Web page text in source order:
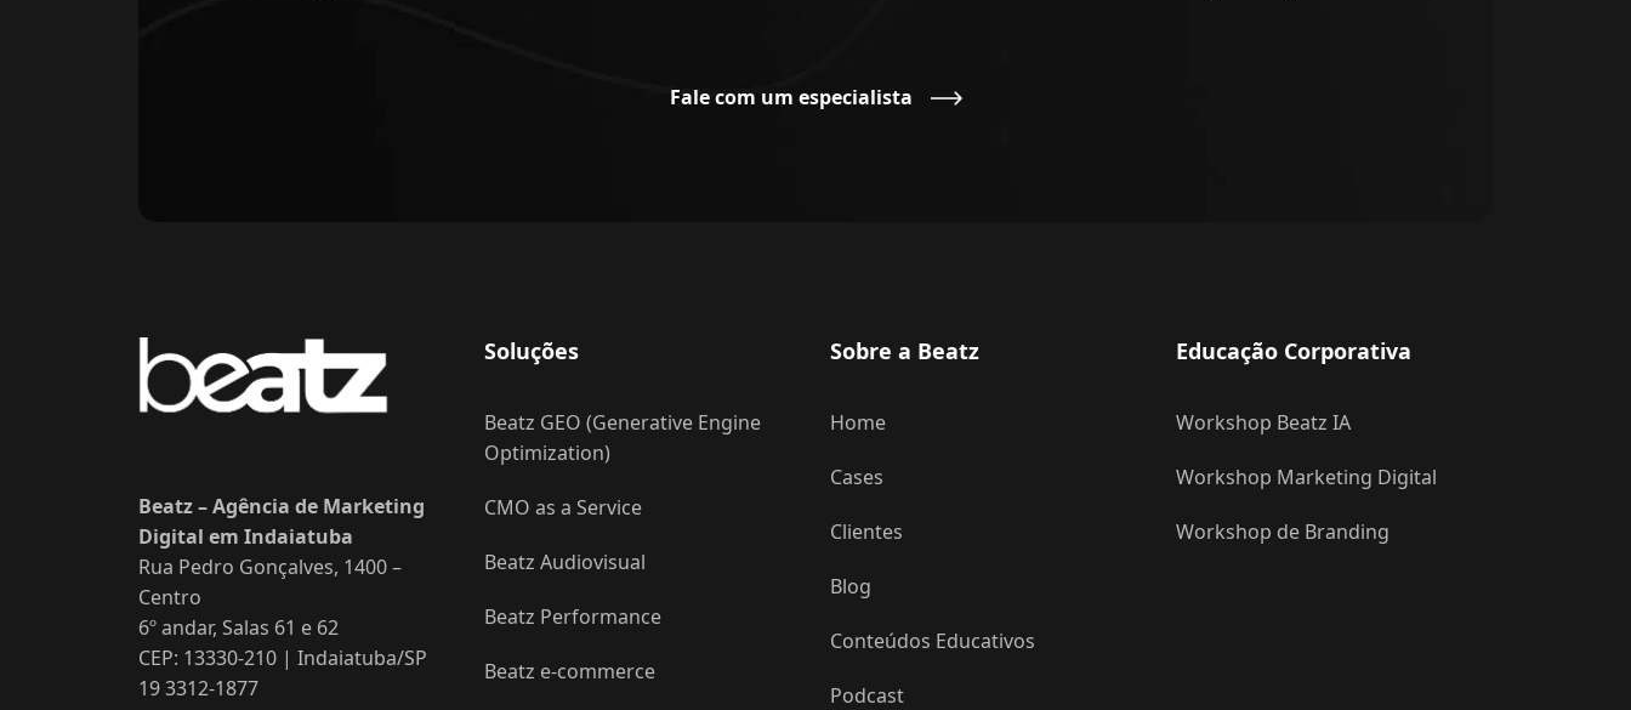
Fale com um especialista
Beatz – Agência de Marketing
Digital em Indaiatuba
Rua Pedro Gonçalves, 1400 –
Centro
6º andar, Salas 61 e 62
CEP: 13330-210 | Indaiatuba/SP
19 3312-1877
Soluções
Beatz GEO (Generative Engine
Optimization)
CMO as a Service
Beatz Audiovisual
Beatz Performance
Beatz e-commerce
Sobre a Beatz
Home
Cases
Clientes
Blog
Conteúdos Educativos
Podcast
Educação Corporativa
Workshop Beatz IA
Workshop Marketing Digital
Workshop de Branding